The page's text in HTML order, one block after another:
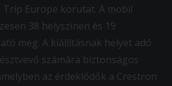
Trip Europe körutat. A mobil
38 helyszínen és 19
meg. A kiállításnak helyet adó
számára biztonságos
az érdeklődők a Crestron